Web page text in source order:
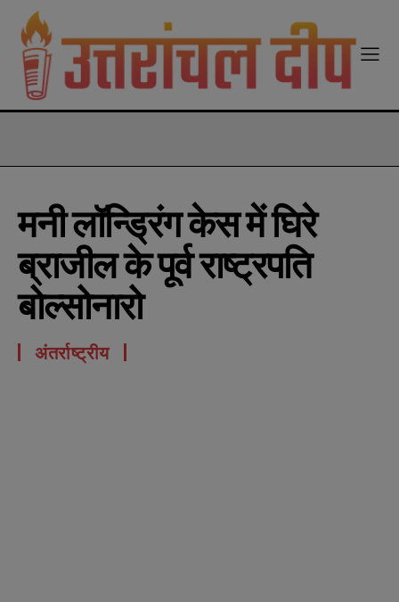
मनी लॉन्ड्रिंग केस में घिरे
ब्राजील के पूर्व राष्ट्रपति
बोल्सोनारो
अंतर्राष्ट्रीय